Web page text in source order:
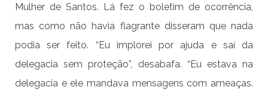
Mulher de Santos. Lá fez o boletim de ocorrência,
mas como não havia flagrante disseram que nada
podia ser feito. “Eu implorei por ajuda e saí da
delegacia sem proteção”, desabafa. “Eu estava na
delegacia e ele mandava mensagens com ameaças.